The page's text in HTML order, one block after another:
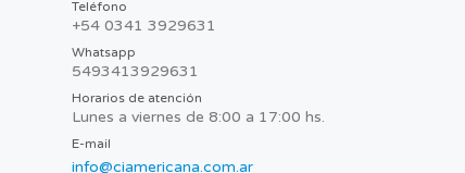
Teléfono
+54 0341 3929631
Whatsapp
5493413929631
Horarios de atención
Lunes a viernes de 8:00 a 17:00 hs.
E-mail
info@ciamericana.com.ar